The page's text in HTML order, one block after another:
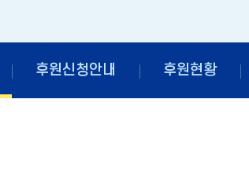
후원신청
후원신청안내 후원현황